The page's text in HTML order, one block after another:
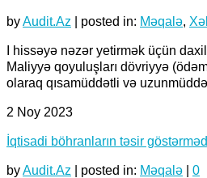
byAudit.Az posted in: Məqalə,
I hissəyə nəzər yetirmək üçün
Maliyyə qoyuluşları dövriyyə
olaraq qısamüddətli və
2 Noy 2023
İqtisadi böhranların təsir
byAudit.Az posted in: Məqalə 0